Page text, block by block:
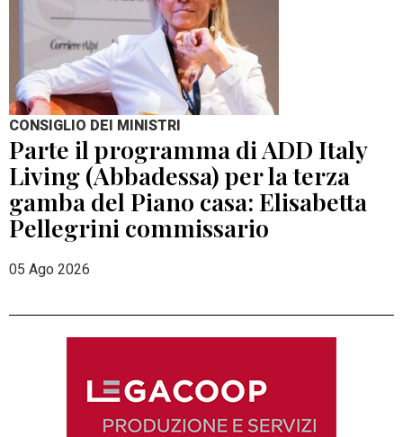
CONSIGLIO DEI MINISTRI
Parte il programma di ADD Italy
Living (Abbadessa) per la terza
gamba del Piano casa: Elisabetta
Pellegrini commissario
05 Ago 2026